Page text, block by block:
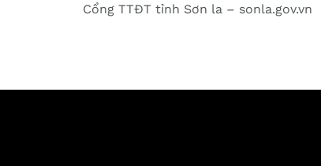
Cổng TTĐT tỉnh Sơn la – sonla.gov.vn